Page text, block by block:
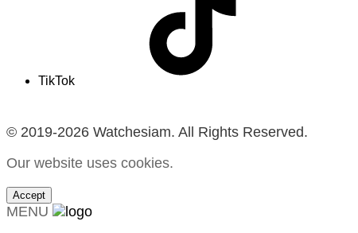
TikTok
© 2019-2026 Watchesiam. All Rights Reserved.
Our website uses cookies.
Accept
MENU